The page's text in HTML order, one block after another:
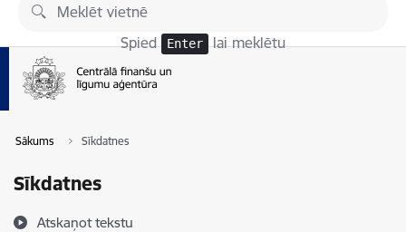
Pāriet uz lapas saturu
Spied Enter lai meklētu
Sākums Sīkdatnes
Sīkdatnes
Atskaņot tekstu